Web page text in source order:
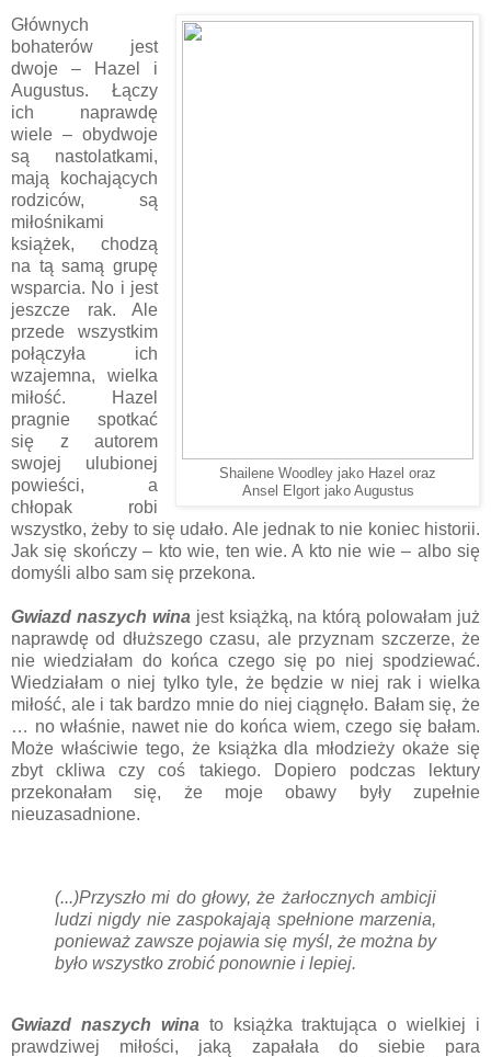
Shailene Woodley jako Hazel oraz
Ansel Elgort jako Augustus
Głównych
bohaterów jest
dwoje – Hazel i
Augustus. Łączy
ich naprawdę
wiele – obydwoje
są nastolatkami,
mają kochających
rodziców, są
miłośnikami
książek, chodzą
na tą samą grupę
wsparcia. No i jest
jeszcze rak. Ale
przede wszystkim
połączyła ich
wzajemna, wielka
miłość. Hazel
pragnie spotkać
się z autorem
swojej ulubionej
powieści, a
chłopak robi
wszystko, żeby to się udało. Ale jednak to nie koniec historii.
Jak się skończy – kto wie, ten wie. A kto nie wie – albo się
domyśli albo sam się przekona.
Gwiazd naszych wina jest książką, na którą polowałam już
naprawdę od dłuższego czasu, ale przyznam szczerze, że
nie wiedziałam do końca czego się po niej spodziewać.
Wiedziałam o niej tylko tyle, że będzie w niej rak i wielka
miłość, ale i tak bardzo mnie do niej ciągnęło. Bałam się, że
… no właśnie, nawet nie do końca wiem, czego się bałam.
Może właściwie tego, że książka dla młodzieży okaże się
zbyt ckliwa czy coś takiego. Dopiero podczas lektury
przekonałam się, że moje obawy były zupełnie
nieuzasadnione.
(...)Przyszło mi do głowy, że żarłocznych ambicji
ludzi nigdy nie zaspokajają spełnione marzenia,
ponieważ zawsze pojawia się myśl, że można by
było wszystko zrobić ponownie i lepiej.
Gwiazd naszych wina to książka traktująca o wielkiej i
prawdziwej miłości, jaką zapałała do siebie para